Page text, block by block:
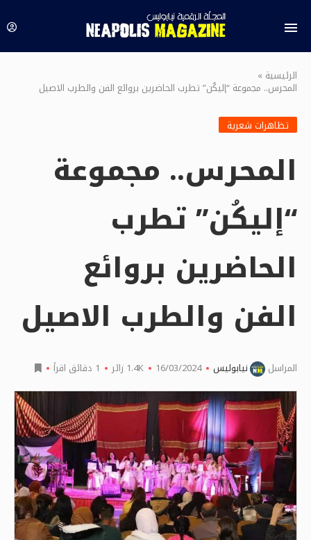
الرئيسية »
المحرس.. مجموعة “إليكُن” تطرب الحاضرين بروائع الفن والطرب الاصيل
تظاهرات شعرية
المحرس.. مجموعة
“إليكُن” تطرب
الحاضرين بروائع
الفن والطرب الاصيل
المراسل نيابوليس 16/03/2024
1.4K زائر